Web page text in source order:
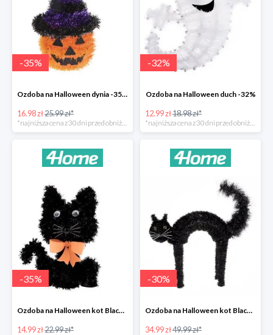
-35%
Ozdoba na Halloween dynia -35%
16.98 zł25.99 zł*
*najniższa cena z 30 dni przed obniżką
-32%
Ozdoba na Halloween duch -32%
12.99 zł18.98 zł*
*najniższa cena z 30 dni przed obniżką
-35%
Ozdoba na Halloween kot Blackie -35%
14.99 zł22.99 zł*
-30%
Ozdoba na Halloween kot Black -35%
34.99 zł49.99 zł*